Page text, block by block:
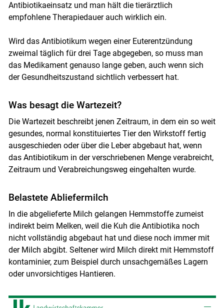
Antibiotikaeinsatz und man hält die tierärztlich
empfohlene Therapiedauer auch wirklich ein.
Wird das Antibiotikum wegen einer Euterentzündung
zweimal täglich für drei Tage abgegeben, so muss man
das Medikament genauso lange geben, auch wenn sich
der Gesundheitszustand sichtlich verbessert hat.
Was besagt die Wartezeit?
Die Wartezeit beschreibt jenen Zeitraum, in dem ein so weit
gesundes, normal konstituiertes Tier den Wirkstoff fertig
ausgeschieden oder über die Leber abgebaut hat, wenn
das Antibiotikum in der verschriebenen Menge verabreicht,
Zeitraum und Verabreichungsweg eingehalten wurde.
Belastete Abliefermilch
In die abgelieferte Milch gelangen Hemmstoffe zumeist
indirekt beim Melken, weil die Kuh die Antibiotika noch
nicht vollständig abgebaut hat und diese noch immer mit
der Milch abgibt. Seltener wird Milch direkt mit Hemmstoff
kontaminier, zum Beispiel durch unsachgemäßes Lagern
oder unvorsichtiges Hantieren.